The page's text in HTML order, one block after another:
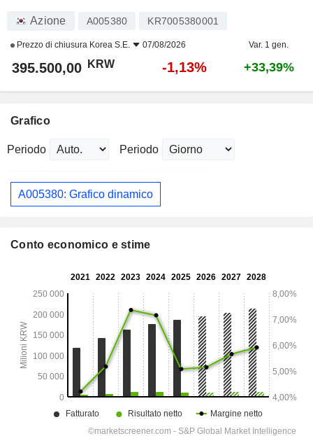
Azione A005380 KR7005380001
Prezzo di chiusura Korea S.E. 07/08/2026 Var. 1 gen.
395.500,00 KRW -1,13% +33,39%
Grafico
Periodo Periodo
A005380: Grafico dinamico
Conto economico e stime